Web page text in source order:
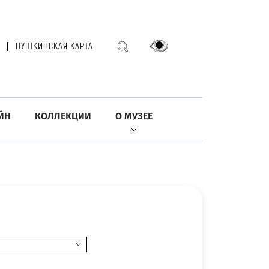
ПУШКИНСКАЯ КАРТА
КОЛЛЕКЦИИ О МУЗЕЕ